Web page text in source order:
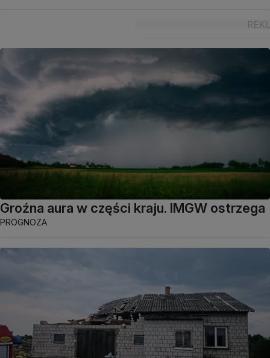
Groźna aura w części kraju. IMGW ostrzega
PROGNOZA